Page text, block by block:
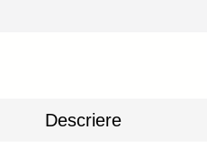
Descriere